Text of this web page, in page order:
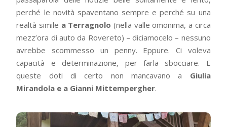
perché le novità spaventano sempre e perché su una
realtà simile a Terragnolo (nella valle omonima, a circa
mezz’ora di auto da Rovereto) – diciamocelo – nessuno
avrebbe scommesso un penny. Eppure. Ci voleva
capacità e determinazione, per farla sbocciare. E
queste doti di certo non mancavano a Giulia
Mirandola e a Gianni Mittempergher.